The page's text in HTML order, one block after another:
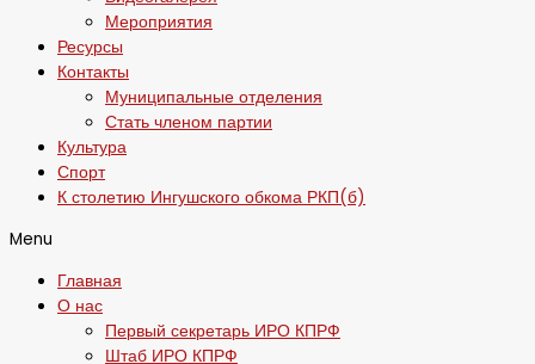
Мероприятия
Ресурсы
Контакты
Муниципальные отделения
Стать членом партии
Культура
Спорт
К столетию Ингушского обкома РКП(б)
Menu
Главная
О нас
Первый секретарь ИРО КПРФ
Штаб ИРО КПРФ